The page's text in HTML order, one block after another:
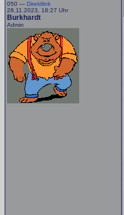
050 — Direktlink
28.11.2023, 18:27 Uhr
Burkhardt
Admin